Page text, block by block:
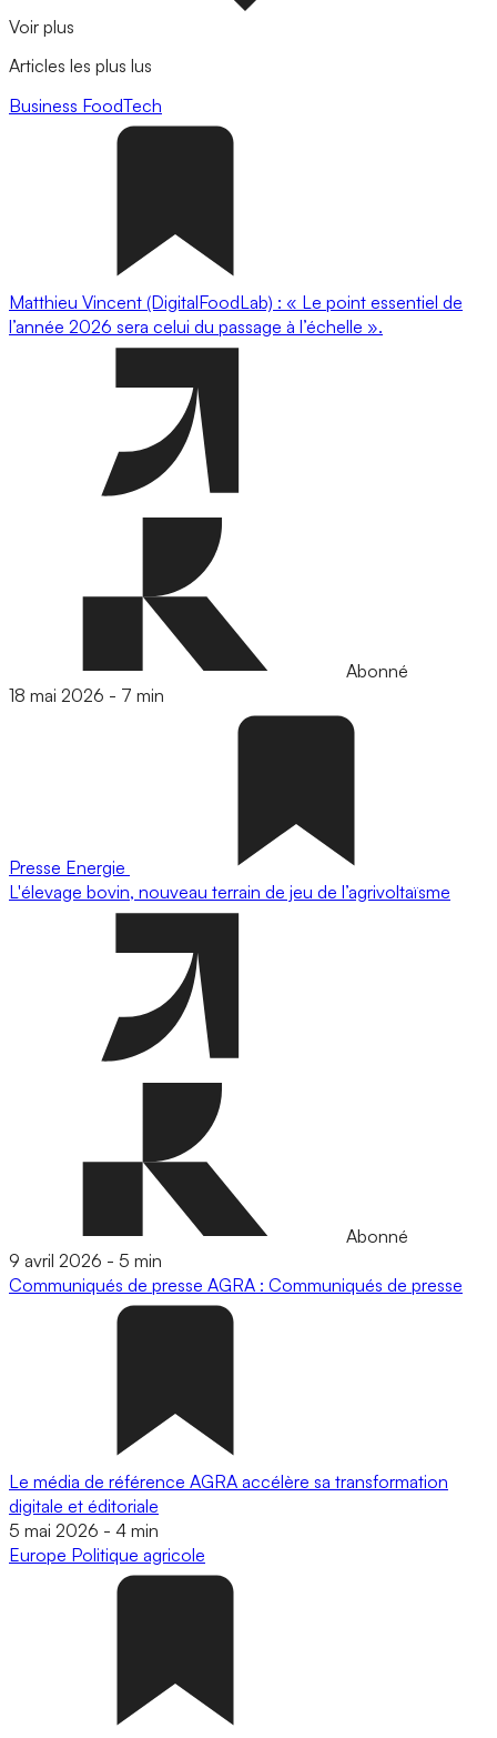
Voir plus
Articles les plus lus
Business FoodTech
Matthieu Vincent (DigitalFoodLab) : « Le point essentiel de
l’année 2026 sera celui du passage à l’échelle ».
Abonné
18 mai 2026 - 7 min
Presse Energie
L'élevage bovin, nouveau terrain de jeu de l’agrivoltaïsme
Abonné
9 avril 2026 - 5 min
Communiqués de presse AGRA : Communiqués de presse
Le média de référence AGRA accélère sa transformation
digitale et éditoriale
5 mai 2026 - 4 min
Europe Politique agricole